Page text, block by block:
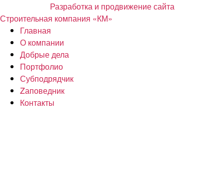
Разработка и продвижение сайта
Строительная компания «КМ»
Главная
О компании
Добрые дела
Портфолио
Субподрядчик
Zаповедник
Контакты